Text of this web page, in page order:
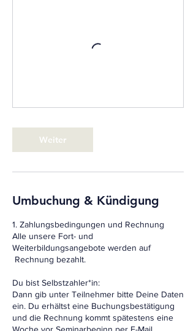
Weiter
Umbuchung & Kündigung
1. Zahlungsbedingungen und Rechnung
Alle unsere Fort- und
Weiterbildungsangebote werden auf
Rechnung bezahlt.
Du bist Selbstzahler*in:
Dann gib unter Teilnehmer bitte Deine Daten
ein. Du erhältst eine Buchungsbestätigung
und die Rechnung kommt spätestens eine